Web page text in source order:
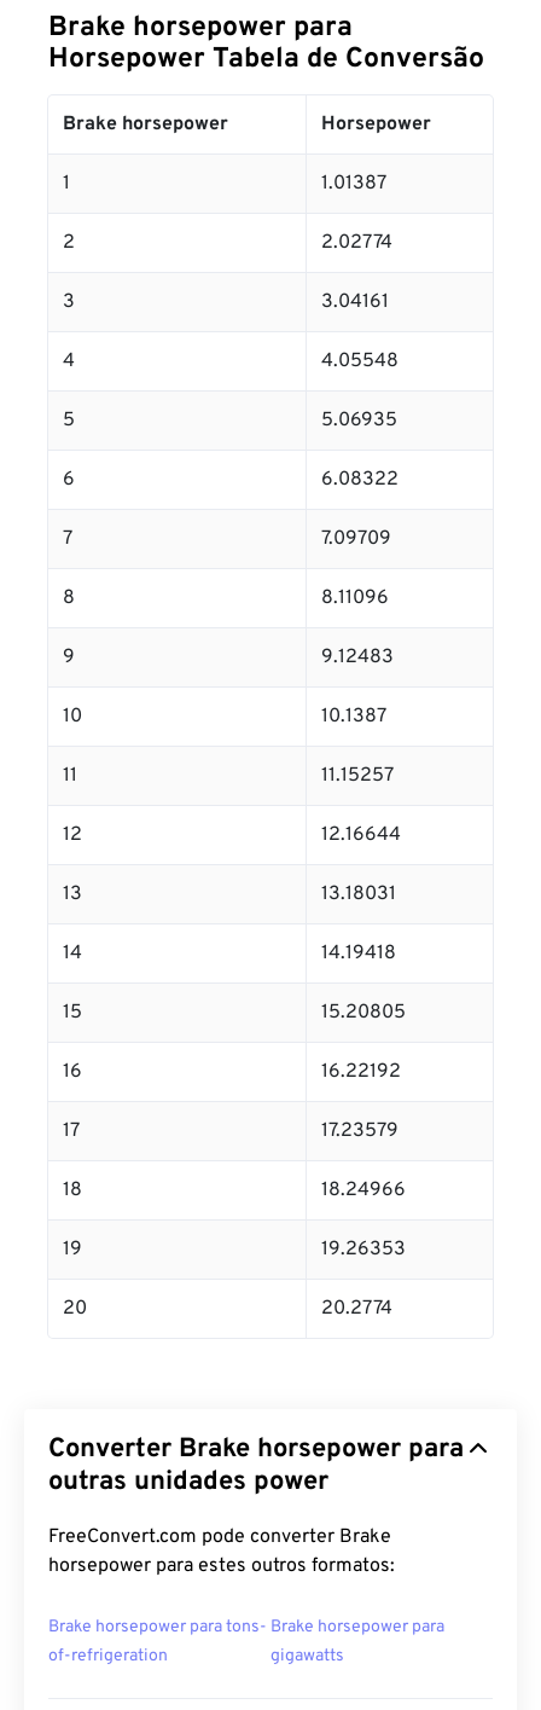
Brake horsepower para
Horsepower Tabela de Conversão
Brake horsepower Horsepower
1 1.01387
2 2.02774
3 3.04161
4 4.05548
5 5.06935
6 6.08322
7 7.09709
8 8.11096
9 9.12483
10 10.1387
11 11.15257
12 12.16644
13 13.18031
14 14.19418
15 15.20805
16 16.22192
17 17.23579
18 18.24966
19 19.26353
20 20.2774
Converter Brake horsepower para
outras unidades power
FreeConvert.com pode converter Brake
horsepower para estes outros formatos:
Brake horsepower para tons-
of-refrigeration
Brake horsepower para
gigawatts